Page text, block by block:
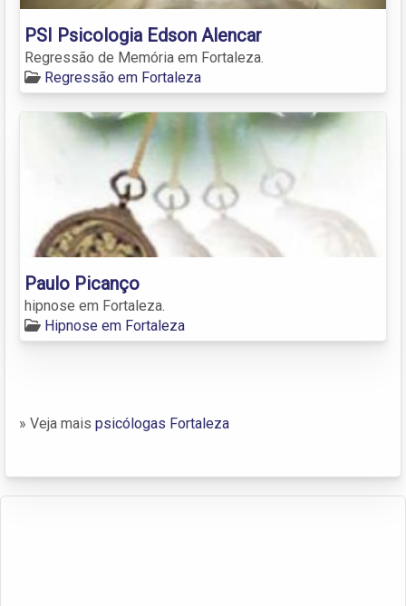
PSI Psicologia Edson Alencar
Regressão de Memória em Fortaleza.
Regressão em Fortaleza
Paulo Picanço
hipnose em Fortaleza.
Hipnose em Fortaleza
» Veja mais psicólogas Fortaleza